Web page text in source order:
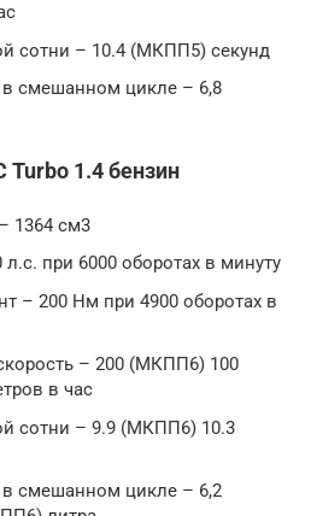
сотни – 10.4 (МКПП5) секунд
в смешанном цикле – 6,8
Turbo 1.4 бензин
1364 см3
при 6000 оборотах в минуту
– 200 Нм при 4900 оборотах в
– 200 (МКПП6) 100
в час
сотни – 9.9 (МКПП6) 10.3
в смешанном цикле – 6,2